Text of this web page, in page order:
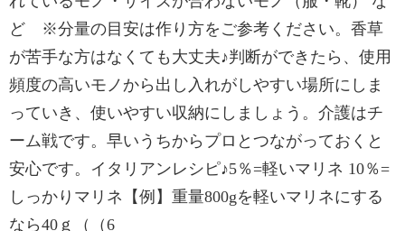
ど ※分量の目安は作り方をご参考ください。香草
が苦手な方はなくても大丈夫♪判断ができたら、使用
頻度の高いモノから出し入れがしやすい場所にしま
っていき、使いやすい収納にしましょう。介護はチ
ーム戦です。早いうちからプロとつながっておくと
安心です。イタリアンレシピ♪5％=軽いマリネ 10％=
しっかりマリネ【例】重量800gを軽いマリネにする
なら40ｇ（（6